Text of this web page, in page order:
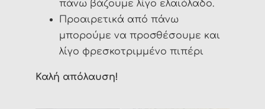
πάνω βάζουμε λίγο ελαιόλαδο.
Προαιρετικά από πάνω
μπορούμε να προσθέσουμε και
λίγο φρεσκοτριμμένο πιπέρι
Καλή απόλαυση!